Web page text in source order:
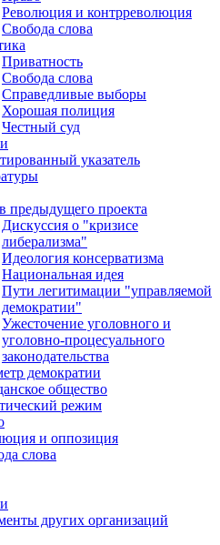
Революция и контрреволюция
Свобода слова
Приватность
Свобода слова
Справедливые выборы
Хорошая полиция
Честный суд
указатель
предыдущего проекта
Дискуссия о "кризисе
либерализма"
Идеология консерватизма
Национальная идея
Пути легитимации "управляемой
демократии"
Ужесточение уголовного и
уголовно-процесуального
законодательства
демократии
общество
режим
и оппозиция
слова
других организаций